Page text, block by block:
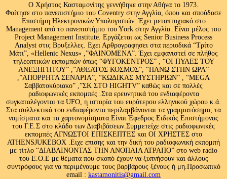
Ο Χρήστος Κασταμονίτης γεννήθηκε στην Αθήνα το 1973.
Φοίτησε στο πανεπιστήμιο του Coventry στην Αγγλία, όπου και σπούδασε
Επιστήμη Ηλεκτρονικών Υπολογιστών. Έχει μεταπτυχιακό στο
Management από το πανεπιστήμιο του Υork στην Αγγλία. Είναι μέλος του
Project Management Institute. Εργάζεται ως Senior Business Process
Analyst στις Βρυξελλες. Εχει Αρθρογραφησει στα περιοδικά “Τρίτο
Μάτι”, «Hellenic Nexus» ,”ΦΑΙΝΟΜΕΝΑ”. Έχει εμφανιστεί σε πλήθος
τηλεοπτικών εκπομπών όπως “ΦΥΓΟΚΕΝΤΡΟΣ” , “ΟΙ ΠΥΛΕΣ ΤΟΥ
ΑΝΕΞΗΓΗΤΟΥ” ,”ΑΘΕΑΤΟΣ ΚΟΣΜΟΣ”, “ΠΑΝΩ ΣΤΗΝ ΩΡΑ”
,”ΑΠΟΡΡΗΤΑ ΣΕΝΑΡΙΑ”, “ΚΩΔΙΚΑΣ ΜΥΣΤΗΡΙΩΝ” , “MEGA
Σαββατοκύριακο” ,”ΣΚ ΣΤΟ HIGHTV” καθώς και σε πολλές
ραδιοφωνικές εκπομπές .Στα ερευνητικά του ενδιαφέροντα
συγκαταλέγονται τα UFO, η ιστορία του ευρύτερου ελληνικού χώρου κ.ά.
Στα συλλεκτικά του ενδιαφέροντα περιλαμβάνονται τα γραμματόσημα, τα
νομίσματα και τα χαρτονομίσματα.Είναι Έφεδρος Ειδικός Επιστήμονας
του Γ.Ε.Σ στο κλάδο των Διαβιβάσεων.Συμμετείχε στις ραδιοφωνικές
εκπομπές ΑΓΝΩΣΤΟΙ ΕΠΙΣΚΕΠΤΕΣ και ΟΙ ΧΡΗΣΤΕΣ στο
ATHENSJUKEBOX .Ειχε επισης και την δική του ραδιοφωνική εκπομπή
με τίτλο “ΔΙΑΒΑΙΝΟΝΤΑΣ ΤΗΝ ΑΝΟΠΑΙΑ ΑΤΡΑΠΟ” στο web radio
του Ε.Ο.Ε με θέματα που σκοπό έχουν να ξυπνήσουν και άλλους
συντρόφους για να περιμένουμε τους βαρβάρους ξένους ή μη.Προσωπικό
email : kastamonitis@gmail.com